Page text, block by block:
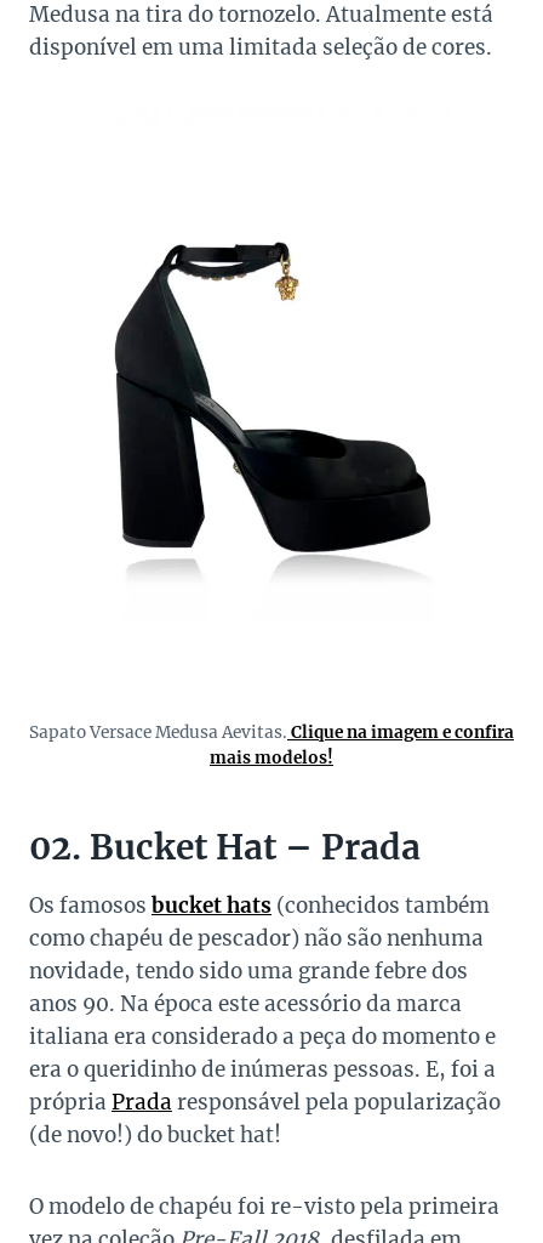
Medusa na tira do tornozelo. Atualmente está
disponível em uma limitada seleção de cores.
Sapato Versace Medusa Aevitas. Clique na imagem e confira
mais modelos!
02. Bucket Hat – Prada
Os famosos bucket hats (conhecidos também
como chapéu de pescador) não são nenhuma
novidade, tendo sido uma grande febre dos
anos 90. Na época este acessório da marca
italiana era considerado a peça do momento e
era o queridinho de inúmeras pessoas. E, foi a
própria Prada responsável pela popularização
(de novo!) do bucket hat!
O modelo de chapéu foi re-visto pela primeira